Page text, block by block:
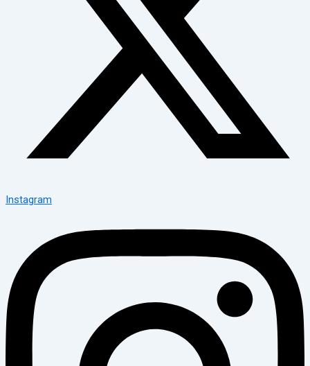
Instagram